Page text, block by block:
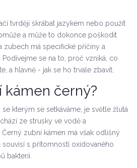
tvrději škrábat jazykem nebo použít
a může to dokonce poškodit
zubech má specifické příčiny a
se na to, proč vzniká, co
a hlavně - jak se ho trvale zbavit.
kámen černý?
kterým se setkáváme, je světle žlutá
ze strusky ve vodě a
zubní kámen má však odlišný
souvisí s přítomností oxidovaného
bakterií.